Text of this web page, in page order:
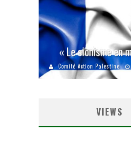
« Le sionisme en
Comité Action Palestine
VIEWS